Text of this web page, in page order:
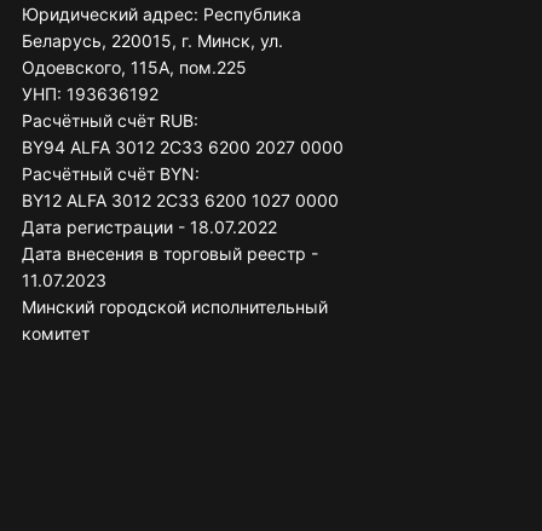
Юридический адрес: Республика
Беларусь, 220015, г. Минск, ул.
Одоевского, 115А, пом.225
УНП: 193636192
Расчётный счёт RUB:
BY94 ALFA 3012 2C33 6200 2027 0000
Расчётный счёт BYN:
BY12 ALFA 3012 2C33 6200 1027 0000
Дата регистрации - 18.07.2022
Дата внесения в торговый реестр -
11.07.2023
Минский городской исполнительный
комитет